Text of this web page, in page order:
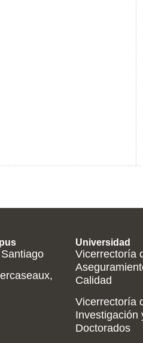
Universidad
Vicerrectoría
Calidad
Vicerrectoría
Investigación
Doctorados